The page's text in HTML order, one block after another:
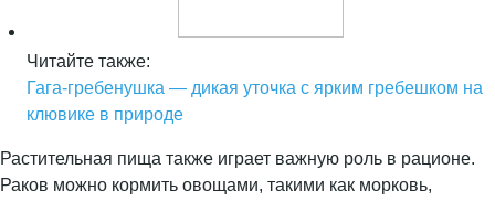
Читайте также:
Гага-гребенушка — дикая уточка с ярким гребешком на
клювике в природе
Растительная пища также играет важную роль в рационе.
Раков можно кормить овощами, такими как морковь,